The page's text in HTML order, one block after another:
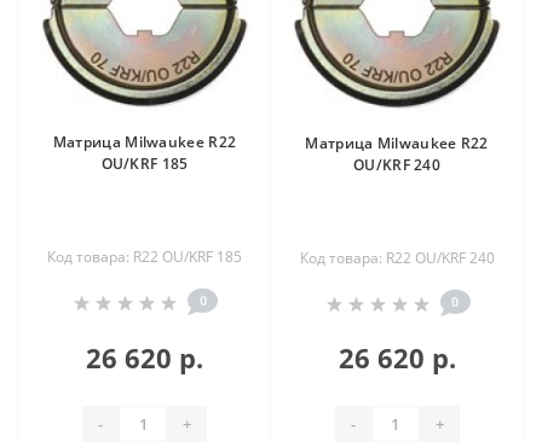
Матрица Milwaukee R22
OU/KRF 185
Код товара: R22 OU/KRF 185
0
26 620 р.
- +
Матрица Milwaukee R22
OU/KRF 240
Код товара: R22 OU/KRF 240
0
26 620 р.
- +